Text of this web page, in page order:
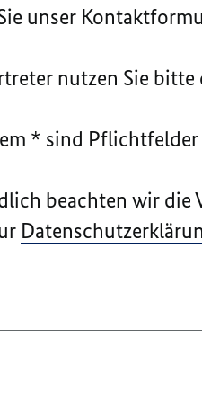
unser
nutzen Sie bitte
* sind
beachten wir die